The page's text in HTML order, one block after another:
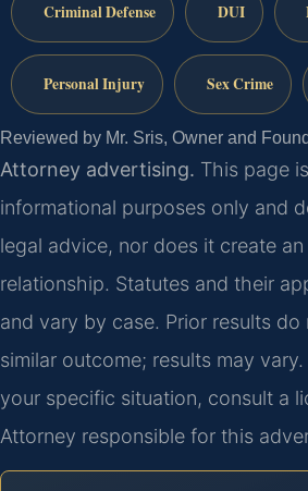
Criminal Defense DUI
Personal Injury Sex Crime
Reviewed by Mr. Sris, Owner and
Attorney advertising. This page
informational purposes only and
legal advice, nor does it create
relationship. Statutes and their
and vary by case. Prior results do
similar outcome; results may
your specific situation, consult a
Attorney responsible for this